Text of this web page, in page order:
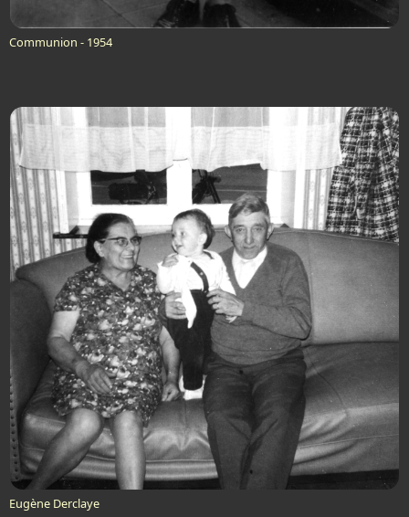
Communion - 1954
Eugène Derclaye